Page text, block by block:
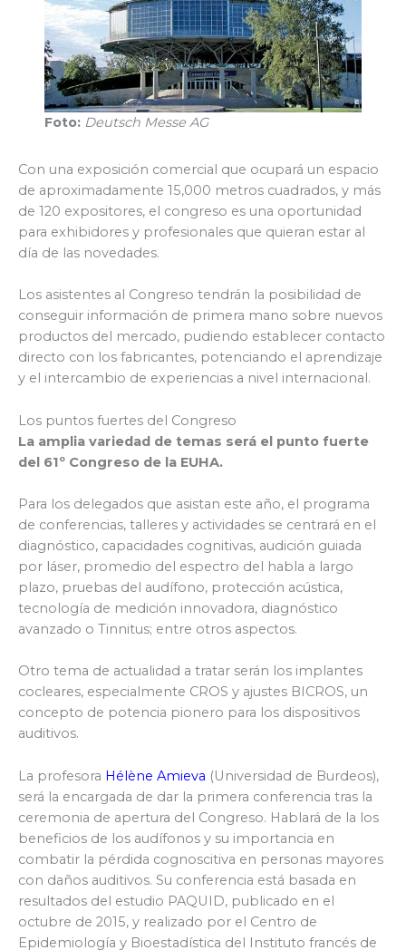
Foto: Deutsch Messe AG
Con una exposición comercial que ocupará un espacio
de aproximadamente 15,000 metros cuadrados, y más
de 120 expositores, el congreso es una oportunidad
para exhibidores y profesionales que quieran estar al
día de las novedades.
Los asistentes al Congreso tendrán la posibilidad de
conseguir información de primera mano sobre nuevos
productos del mercado, pudiendo establecer contacto
directo con los fabricantes, potenciando el aprendizaje
y el intercambio de experiencias a nivel internacional.
Los puntos fuertes del Congreso
La amplia variedad de temas será el punto fuerte
del 61º Congreso de la EUHA.
Para los delegados que asistan este año, el programa
de conferencias, talleres y actividades se centrará en el
diagnóstico, capacidades cognitivas, audición guiada
por láser, promedio del espectro del habla a largo
plazo, pruebas del audífono, protección acústica,
tecnología de medición innovadora, diagnóstico
avanzado o Tinnitus; entre otros aspectos.
Otro tema de actualidad a tratar serán los implantes
cocleares, especialmente CROS y ajustes BICROS, un
concepto de potencia pionero para los dispositivos
auditivos.
La profesora Hélène Amieva (Universidad de Burdeos),
será la encargada de dar la primera conferencia tras la
ceremonia de apertura del Congreso. Hablará de la los
beneficios de los audífonos y su importancia en
combatir la pérdida cognoscitiva en personas mayores
con daños auditivos. Su conferencia está basada en
resultados del estudio PAQUID, publicado en el
octubre de 2015, y realizado por el Centro de
Epidemiología y Bioestadística del Instituto francés de